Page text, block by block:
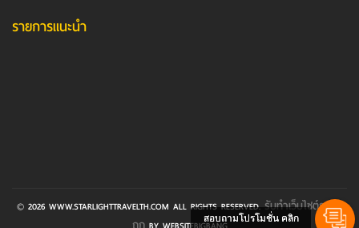
รายการแนะนำ
© 2026 WWW.STARLIGHTTRAVELTH.COM ALL RIGHTS RESERVED.รับทําเว็บไซต์ราคา
สอบถามโปรโมชั่น คลิก